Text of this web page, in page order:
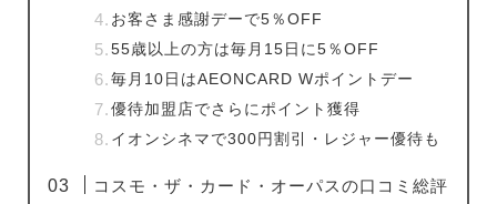
お客さま感謝デーで5％OFF
55歳以上の方は毎月15日に5％OFF
毎月10日はAEONCARD Wポイントデー
優待加盟店でさらにポイント獲得
イオンシネマで300円割引・レジャー優待も
コスモ・ザ・カード・オーパスの口コミ総評